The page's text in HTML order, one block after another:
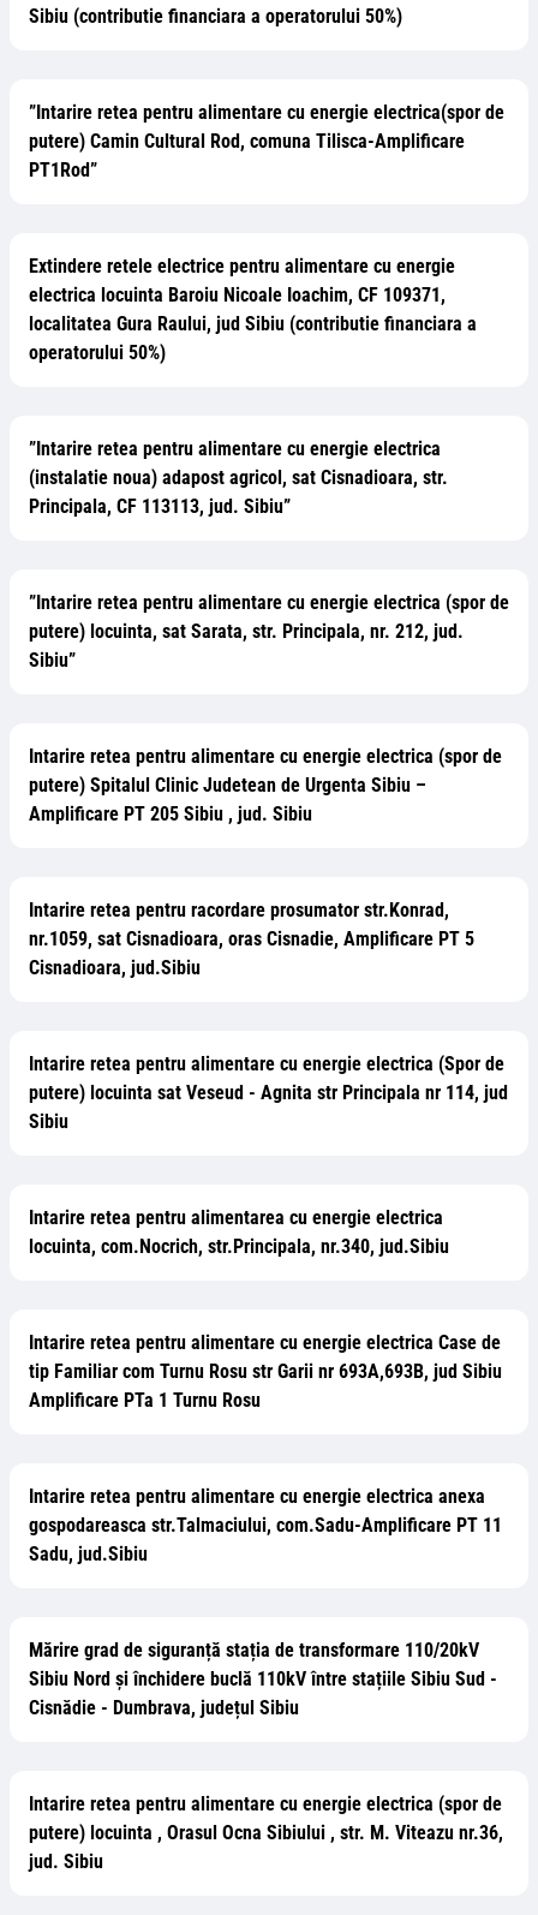
Sibiu (contributie financiara a operatorului 50%)
”Intarire retea pentru alimentare cu energie electrica(spor de
putere) Camin Cultural Rod, comuna Tilisca-Amplificare
PT1Rod”
Extindere retele electrice pentru alimentare cu energie
electrica locuinta Baroiu Nicoale Ioachim, CF 109371,
localitatea Gura Raului, jud Sibiu (contributie financiara a
operatorului 50%)
”Intarire retea pentru alimentare cu energie electrica
(instalatie noua) adapost agricol, sat Cisnadioara, str.
Principala, CF 113113, jud. Sibiu”
”Intarire retea pentru alimentare cu energie electrica (spor de
putere) locuinta, sat Sarata, str. Principala, nr. 212, jud.
Sibiu”
Intarire retea pentru alimentare cu energie electrica (spor de
putere) Spitalul Clinic Judetean de Urgenta Sibiu –
Amplificare PT 205 Sibiu , jud. Sibiu
Intarire retea pentru racordare prosumator str.Konrad,
nr.1059, sat Cisnadioara, oras Cisnadie, Amplificare PT 5
Cisnadioara, jud.Sibiu
Intarire retea pentru alimentare cu energie electrica (Spor de
putere) locuinta sat Veseud - Agnita str Principala nr 114, jud
Sibiu
Intarire retea pentru alimentarea cu energie electrica
locuinta, com.Nocrich, str.Principala, nr.340, jud.Sibiu
Intarire retea pentru alimentare cu energie electrica Case de
tip Familiar com Turnu Rosu str Garii nr 693A,693B, jud Sibiu
Amplificare PTa 1 Turnu Rosu
Intarire retea pentru alimentare cu energie electrica anexa
gospodareasca str.Talmaciului, com.Sadu-Amplificare PT 11
Sadu, jud.Sibiu
Mărire grad de siguranță stația de transformare 110/20kV
Sibiu Nord și închidere buclă 110kV între stațiile Sibiu Sud -
Cisnădie - Dumbrava, județul Sibiu
Intarire retea pentru alimentare cu energie electrica (spor de
putere) locuinta , Orasul Ocna Sibiului , str. M. Viteazu nr.36,
jud. Sibiu